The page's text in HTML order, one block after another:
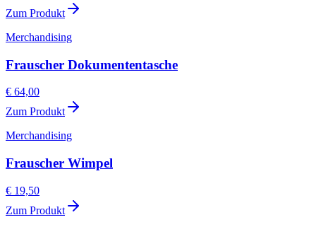
Zum Produkt
Merchandising
Frauscher Dokumententasche
€ 64,00
Zum Produkt
Merchandising
Frauscher Wimpel
€ 19,50
Zum Produkt